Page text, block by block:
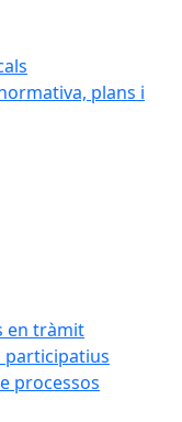
plans i
en tràmit
participatius
processos